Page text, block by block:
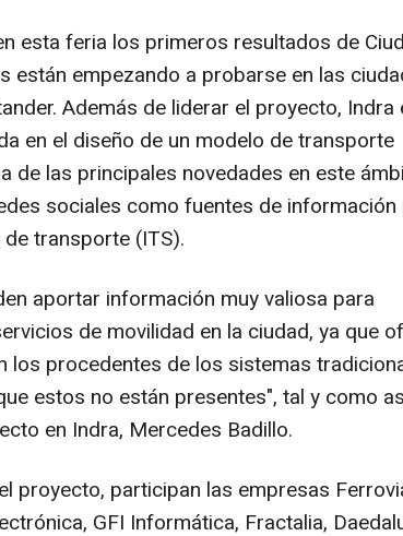
esta feria los primeros resultados de
están empezando a probarse en las
Además de liderar el proyecto, Indra
en el diseño de un modelo de transporte
de las principales novedades en este
sociales como fuentes de información
transporte (ITS).
aportar información muy valiosa para
de movilidad en la ciudad, ya que
los procedentes de los sistemas
estos no están presentes", tal y como
en Indra, Mercedes Badillo.
proyecto, participan las empresas
GFI Informática, Fractalia,